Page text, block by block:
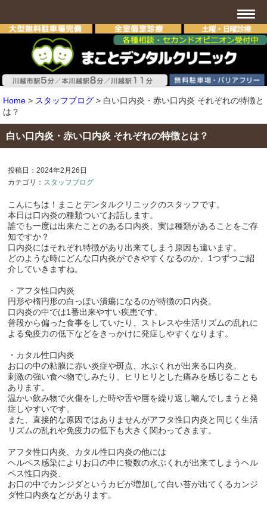
Home > スタッフブログ > 白い口内炎・赤い口内炎 それぞれの特徴と
は？
白い口内炎・赤い口内炎 それぞれの特徴とは？
投稿日：2024年2月26日
カテゴリ： スタッフブログ
こんにちは！まことデンタルクリニックのスタッフです。
本日は口内炎の種類ついてお話します。
誰でも一度は出来たことのある口内炎、実は種類があることをご存
知ですか？
口内炎にはそれぞれ特徴があり出来てしまう原因も違います。
どのような時にどんな口内炎ができやすくなるのか、1つずつご紹
介していきますね。
・アフタ性口内炎
円形や楕円形の白っぽい潰瘍になるのが特徴の口内炎。
口内炎の中では1番出来やすい疾患です。
普段から偏った食事をしていたり、ストレスや生活リズムの乱れに
よる免疫力の低下などをきっかけに発症しやすくなります。
・カタル性口内炎
お口の中の粘膜に赤い炎症や斑点、水ぶくれが出来る口内炎。
刺激の強い食べ物でしみたり、ヒリヒリとした痛みを感じることも
あります。
温かい飲み物で火傷をした時や舌や唇を繰り返し噛んでしまうと発
症しやすいです。
また、直接的な原因ではありませんがアフタ性口内炎と同じく生活
リズムの乱れや免疫力の低下も大きく関わってきます。
アフタ性口内炎、カタル性口内炎の他には
ヘルペス感染によりお口の中に複数の水ぶくれが出来てしまうヘル
ペス性口内炎、
お口の中でカンジダというカビが増加して白い苔が出てくるカンジ
ダ性口内炎などがあります。